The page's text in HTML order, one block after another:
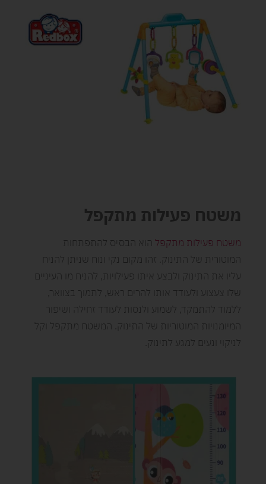
משטח פעילות מתקפל
משטח פעילות מתקפל הוא הבסיס להתפתחות
המוטורית של התינוק. זהו מקום נקי ונוח שניתן להניח
עליו את התינוק ולבצע איתו פעילויות, להניח מו העיניים
שלו צעצוע ולעודד אותו להרים ראש, לתמוך בצוואר,
ללמוד להתמקד, לשמוע ולנסות לעודד זחילה ושיפור
המיומנויות המוטוריות של התינוק. המשטח מתקפל וקל
לניקוי ונעים למגע לתינוק.